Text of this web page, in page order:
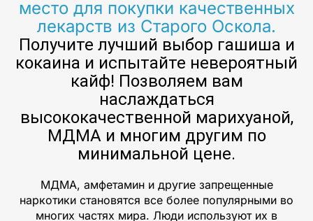
место для покупки качественных
лекарств из Старого Оскола.
Получите лучший выбор гашиша и
кокаина и испытайте невероятный
кайф! Позволяем вам
наслаждаться
высококачественной марихуаной,
МДМА и многим другим по
минимальной цене.
МДМА, амфетамин и другие запрещенные
наркотики становятся все более популярными во
многих частях мира. Люди используют их в